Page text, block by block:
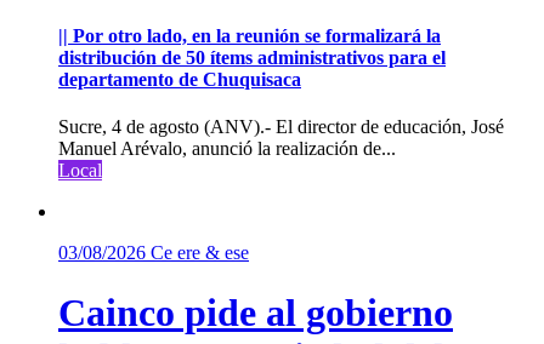
|| Por otro lado, en la reunión se formalizará la
distribución de 50 ítems administrativos para el
departamento de Chuquisaca
Sucre, 4 de agosto (ANV).- El director de educación, José
Manuel Arévalo, anunció la realización de...
Local
03/08/2026 Ce ere & ese
Cainco pide al gobierno